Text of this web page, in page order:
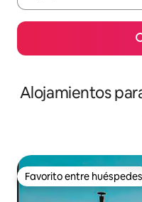
Alojamientos
Favorito entre huéspedes
Favorito entre huéspedes